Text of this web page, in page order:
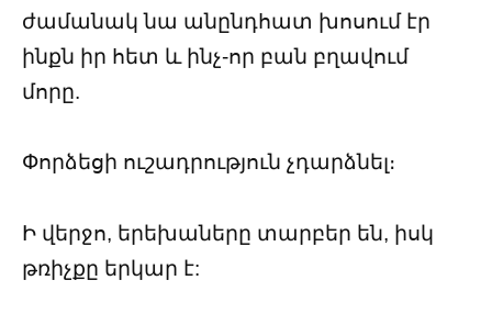
ժամանակ նա անընդհատ խոսում էր
ինքն իր հետ և ինչ-որ բան բղավում
մորը.
Փորձեցի ուշադրություն չդարձնել։
Ի վերջո, երեխաները տարբեր են, իսկ
թռիչքը երկար է: